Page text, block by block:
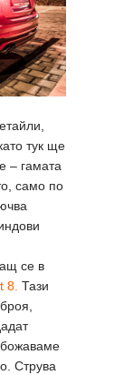
тук ще
– гамата
само по
се в
8. Тази
Струва